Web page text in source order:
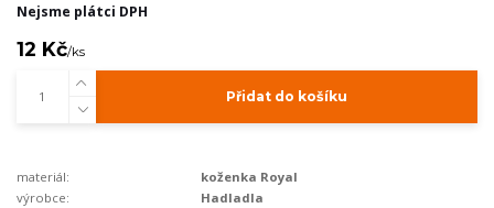
Nejsme plátci DPH
12 Kč/ks
Přidat do košíku
materiál:
koženka Royal
výrobce:
Hadladla